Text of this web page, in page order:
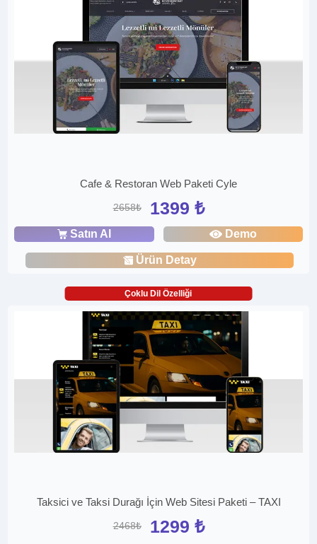
Cafe & Restoran Web Paketi Cyle
2658₺ 1399 ₺
Satın Al Demo
Ürün Detay
Çoklu Dil Özelliği
Taksici ve Taksi Durağı İçin Web Sitesi Paketi – TAXI
2468₺ 1299 ₺